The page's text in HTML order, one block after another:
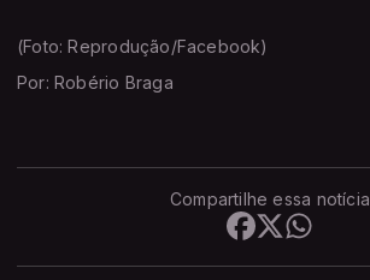
(Foto: Reprodução/Facebook)
Por: Robério Braga
Compartilhe essa notícia